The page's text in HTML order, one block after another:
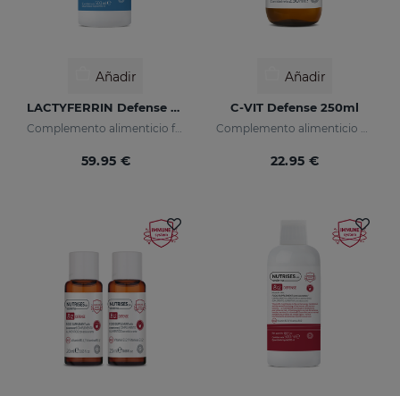
Añadir
LACTYFERRIN Defense Zinc 500ml
Complemento alimenticio formulado con lactoferrina y zinc encapsulados.
59.95 €
Añadir
C-VIT Defense 250ml
Complemento alimenticio Vitamina C
22.95 €